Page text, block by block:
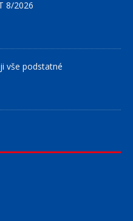
8/2026
vše podstatné